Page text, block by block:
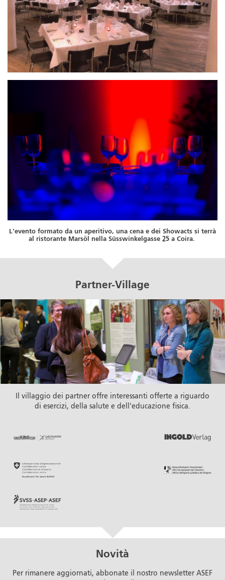
L'evento formato da un aperitivo, una cena e dei Showacts si terrà
al ristorante Marsöl nella Süsswinkelgasse 25 a Coira.
Partner-Village
Il villaggio dei partner offre interessanti offerte a riguardo
di esercizi, della salute e dell'educazione fisica.
Novità
Per rimanere aggiornati, abbonate il nostro newsletter ASEF